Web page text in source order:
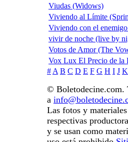
Viudas (Widows)
Viviendo al Límite
Viviendo con el
vivir de noche (live by
Votos de Amor (The
Vox Lux El Precio de la
# A B C D E F G H I J K
© Boletodecine.com.
a
Las fotos y
respectivas
y se usan como